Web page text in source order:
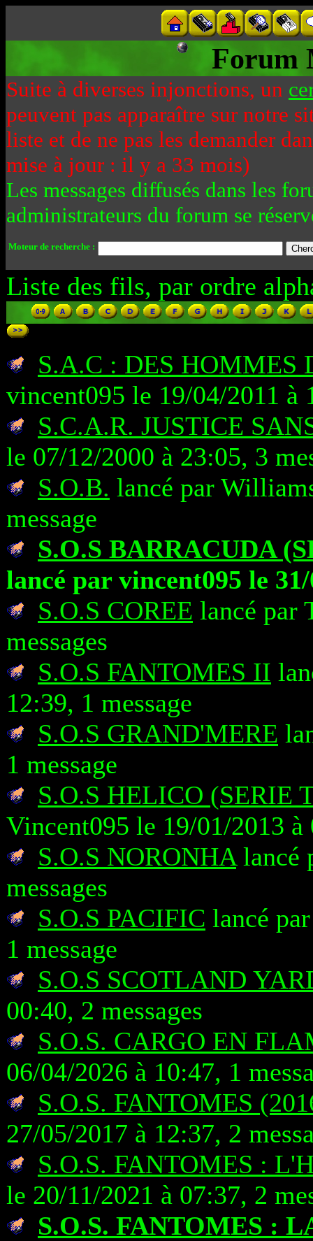
Forum
Suite à diverses injonctions, un
peuvent pas apparaître sur notre
liste et de ne pas les demander
mise à jour : il y a 33 mois)
Les messages diffusés dans les
administrateurs du forum se
Moteur de recherche :
Liste des fils, par ordre
S.A.C : DES HOMMES
vincent095 le 19/04/2011 à
S.C.A.R. JUSTICE
le 07/12/2000 à 23:05, 3
S.O.B. lancé par
message
S.O.S BARRACUDA
lancé par vincent095 le 31/
S.O.S COREE lancé par
messages
S.O.S FANTOMES II
12:39, 1 message
S.O.S GRAND'MERE
1 message
S.O.S HELICO (SERIE
Vincent095 le 19/01/2013 à
S.O.S NORONHAlancé
messages
S.O.S PACIFIC lancé
1 message
S.O.S SCOTLAND
00:40, 2 messages
S.O.S. CARGO EN
06/04/2026 à 10:47, 1
S.O.S. FANTOMES
27/05/2017 à 12:37, 2
S.O.S. FANTOMES :
le 20/11/2021 à 07:37, 2
S.O.S. FANTOMES :